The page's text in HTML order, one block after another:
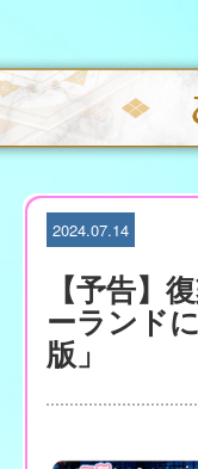
i
p
t
o
c
2024.07.14
【予告】
ーランド
版」